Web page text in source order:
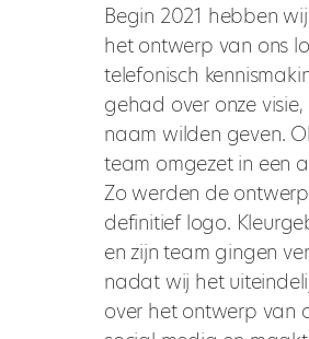
Begin 2021 hebben
het ontwerp van ons
telefonisch
gehad over onze
naam wilden geven.
team omgezet in een
Zo werden de
definitief logo.
en zijn team gingen
nadat wij het
over het ontwerp van